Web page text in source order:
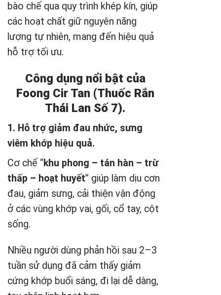
bào chế qua quy trình khép kín, giúp
các hoạt chất giữ nguyên năng
lượng tự nhiên, mang đến hiệu quả
hỗ trợ tối ưu.
Công dụng nổi bật của
Foong Cir Tan (Thuốc Rắn
Thái Lan Số 7).
1. Hỗ trợ giảm đau nhức, sưng
viêm khớp hiệu quả.
Cơ chế “khu phong – tán hàn – trừ
thấp – hoạt huyết” giúp làm dịu cơn
đau, giảm sưng, cải thiện vận động
ở các vùng khớp vai, gối, cổ tay, cột
sống.
Nhiều người dùng phản hồi sau 2–3
tuần sử dụng đã cảm thấy giảm
cứng khớp buổi sáng, đi lại dễ dàng,